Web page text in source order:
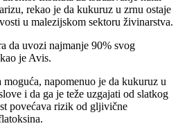
rekao je da kukuruz u zrnu ostaje
u malezijskom sektoru živinarstva.
da uvozi najmanje 90% svog
je Avis.
napomenuo je da kukuruz u
i da ga je teže uzgajati od slatkog
povećava rizik od gljivične